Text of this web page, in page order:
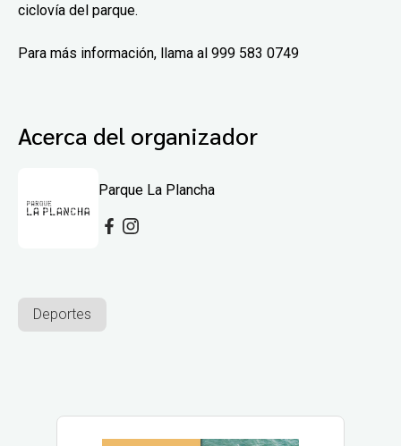
ciclovía del parque.
Para más información, llama al 999 583 0749
Acerca del organizador
Parque La Plancha
Deportes